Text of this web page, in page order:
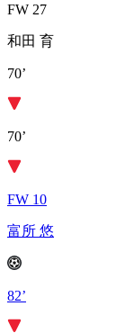
FW 27
和田 育
70’
70’
FW 10
富所 悠
82’